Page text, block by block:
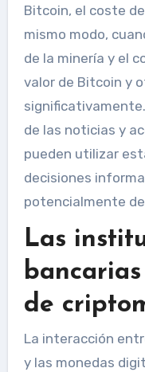
Bitcoin, el coste
mismo modo,
de la minería y el
valor de Bitcoin y
de las noticias y
pueden utilizar
decisiones
potencialmente
Las
de
La interacción
y las monedas